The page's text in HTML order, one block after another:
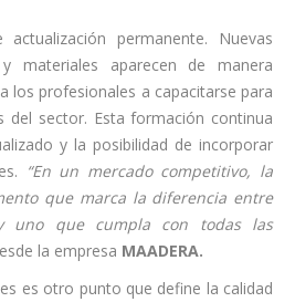
permanente. Nuevas
materiales aparecen de manera
los profesionales a capacitarse para
del sector. Esta formación continua
y la posibilidad de incorporar
“En un mercado competitivo, la
que marca la diferencia entre
uno que cumpla con todas las
la empresa MAADERA.
es otro punto que define la calidad